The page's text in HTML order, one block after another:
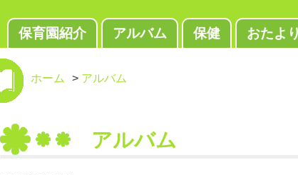
保育園紹介 アルバム 保健 おたより
ホーム > アルバム
アルバム